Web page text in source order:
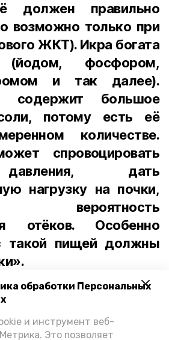
обработки Персональных
и инструмент веб-
Это позволяет
правильно
возможно только при
ЖКТ). Икра богата
(йодом, фосфором,
и так далее).
содержит большое
потому есть её
количестве.
спровоцировать
дать
нагрузку на почки,
вероятность
отёков. Особенно
такой пищей должны
человека безопасной
30-50 граммов
этом следует обратить